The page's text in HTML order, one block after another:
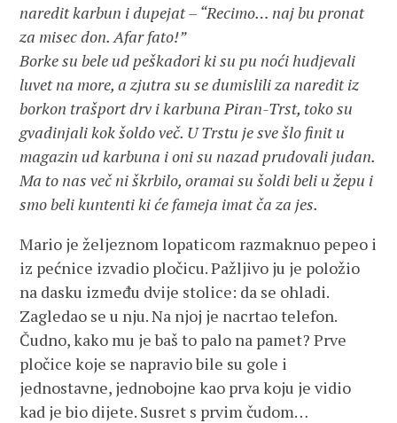
naredit karbun i dupejat – “Recimo… naj bu pronat
za misec don. Afar fato!”
Borke su bele ud peškadori ki su pu noći hudjevali
luvet na more, a zjutra su se dumislili za naredit iz
borkon trašport drv i karbuna Piran-Trst, toko su
gvadinjali kok šoldo več. U Trstu je sve šlo finit u
magazin ud karbuna i oni su nazad prudovali judan.
Ma to nas več ni škrbilo, oramai su šoldi beli u žepu i
smo beli kuntenti ki će fameja imat ča za jes.
Mario je željeznom lopaticom razmaknuo pepeo i
iz pećnice izvadio pločicu. Pažljivo ju je položio
na dasku između dvije stolice: da se ohladi.
Zagledao se u nju. Na njoj je nacrtao telefon.
Čudno, kako mu je baš to palo na pamet? Prve
pločice koje se napravio bile su gole i
jednostavne, jednobojne kao prva koju je vidio
kad je bio dijete. Susret s prvim čudom…